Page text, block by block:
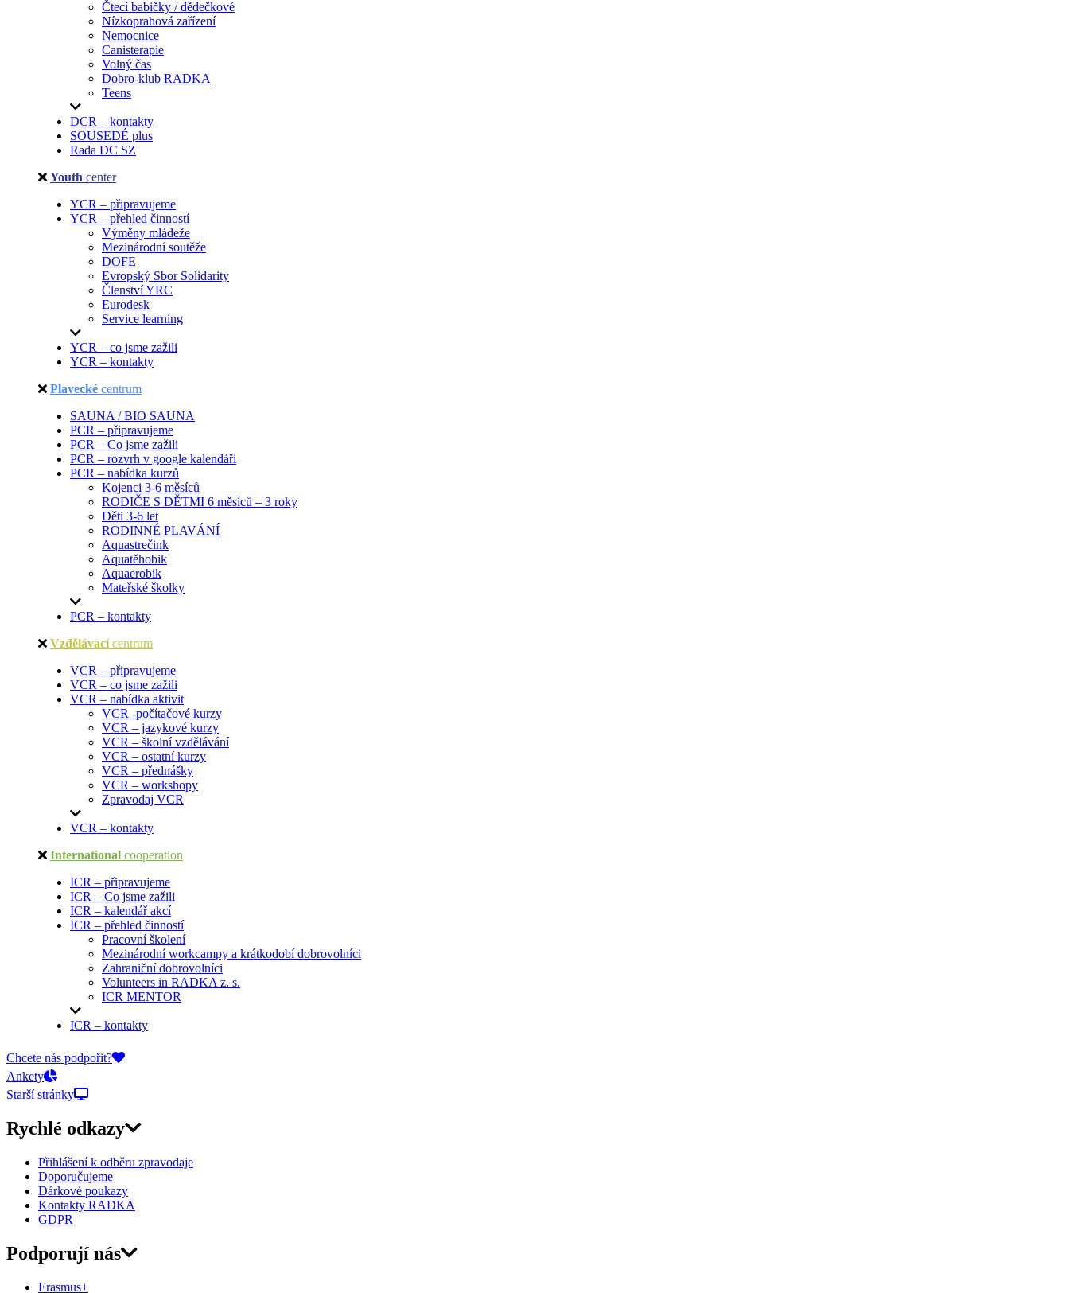
Čtecí babičky / dědečkové
Nízkoprahová zařízení
Nemocnice
Canisterapie
Volný čas
Dobro-klub RADKA
Teens
DCR – kontakty
SOUSEDÉ plus
Rada DC SZ
Youth center
YCR – připravujeme
YCR – přehled činností
Výměny mládeže
Mezinárodní soutěže
DOFE
Evropský Sbor Solidarity
Členství YRC
Eurodesk
Service learning
YCR – co jsme zažili
YCR – kontakty
Plavecké centrum
SAUNA / BIO SAUNA
PCR – připravujeme
PCR – Co jsme zažili
PCR – rozvrh v google kalendáři
PCR – nabídka kurzů
Kojenci 3-6 měsíců
RODIČE S DĚTMI 6 měsíců – 3 roky
Děti 3-6 let
RODINNÉ PLAVÁNÍ
Aquastrečink
Aquatěhobik
Aquaerobik
Mateřské školky
PCR – kontakty
Vzdělávací centrum
VCR – připravujeme
VCR – co jsme zažili
VCR – nabídka aktivit
VCR -počítačové kurzy
VCR – jazykové kurzy
VCR – školní vzdělávání
VCR – ostatní kurzy
VCR – přednášky
VCR – workshopy
Zpravodaj VCR
VCR – kontakty
International cooperation
ICR – připravujeme
ICR – Co jsme zažili
ICR – kalendář akcí
ICR – přehled činností
Pracovní školení
Mezinárodní workcampy a krátkodobí dobrovolníci
Zahraniční dobrovolníci
Volunteers in RADKA z. s.
ICR MENTOR
ICR – kontakty
On-line přihlášky
Chcete nás podpořit?
Ankety
Starší stránky
Rychlé odkazy
Přihlášení k odběru zpravodaje
Doporučujeme
Dárkové poukazy
Kontakty RADKA
GDPR
Podporují nás
Erasmus+